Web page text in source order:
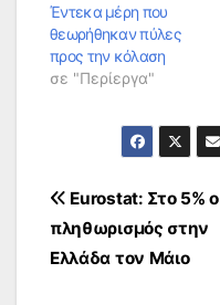
Έντεκα μέρη που
θεωρήθηκαν πύλες
προς την κόλαση
σε "Περίεργα"
Πλοήγηση
άρθρων
Eurostat: Στο 5% ο
πληθωρισμός στην
Ελλάδα τον Μάιο